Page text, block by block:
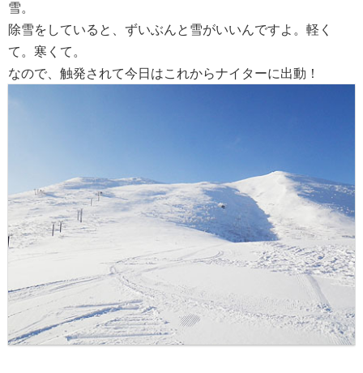
雪。
除雪をしていると、ずいぶんと雪がいいんですよ。軽く
て。寒くて。
なので、触発されて今日はこれからナイターに出動！